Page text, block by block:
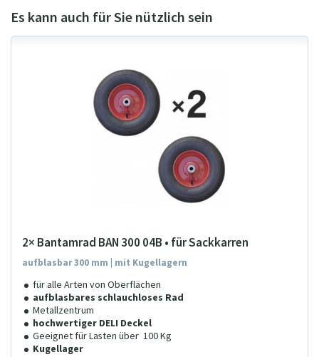
2× Bantamrad BAN 300 04B • für Sackkarren
aufblasbar 300 mm | mit Kugellagern
für alle Arten von Oberflächen
aufblasbares schlauchloses Rad
Metallzentrum
hochwertiger DELI Deckel
Geeignet für Lasten über 100 Kg
Kugellager